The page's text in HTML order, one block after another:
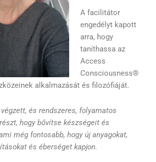
A facilitátor
engedélyt kapott
arra, hogy
taníthassa az
Access
Consciousness®
alkalmazását és filozófiáját.
és rendszeres, folyamatos
hogy bővítse készségeit és
még fontosabb, hogy új anyagokat,
és éberséget kapjon.